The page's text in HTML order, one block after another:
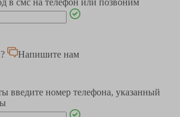
в смс на телефон или позвоним
Напишите нам
введите номер телефона, указанный